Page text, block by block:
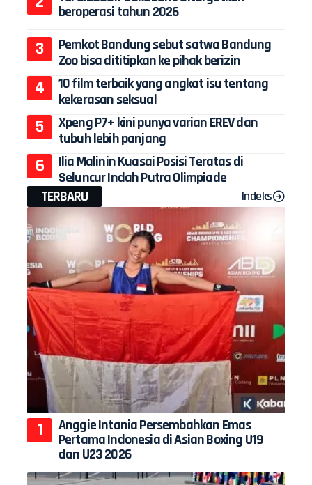
beroperasi tahun 2026
Pemkot Bandung sebut satwa Bandung
Zoo bisa dititipkan ke pihak berizin
10 film terbaik yang angkat isu tentang
kekerasan seksual
Xpeng P7+ kini punya varian EREV dan
tubuh lebih panjang
Ilia Malinin Kuasai Posisi Teratas di
Seluncur Indah Putra Olimpiade
TERBARU
Indeks
Anggie Intania Persembahkan Emas
Pertama Indonesia di Asian Boxing U19
dan U23 2026